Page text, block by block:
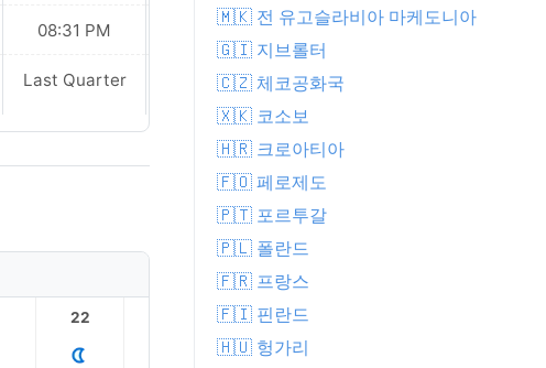
08:31 PM
Last Quarter
08:30 PM
Waning
Crescent
22
🇲🇰 전 유고슬라비아 마케도니아
🇬🇮 지브롤터
🇨🇿 체코공화국
🇽🇰 코소보
🇭🇷 크로아티아
🇫🇴 페로제도
🇵🇹 포르투갈
🇵🇱 폴란드
🇫🇷 프랑스
🇫🇮 핀란드
🇭🇺 헝가리